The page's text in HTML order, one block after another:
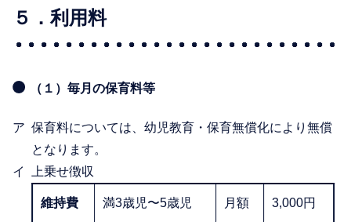
５．利用料
（１）毎月の保育料等
保育料については、幼児教育・保育無償化により無償
となります。
上乗せ徴収
維持費 満3歳児〜5歳児 月額 3,000円